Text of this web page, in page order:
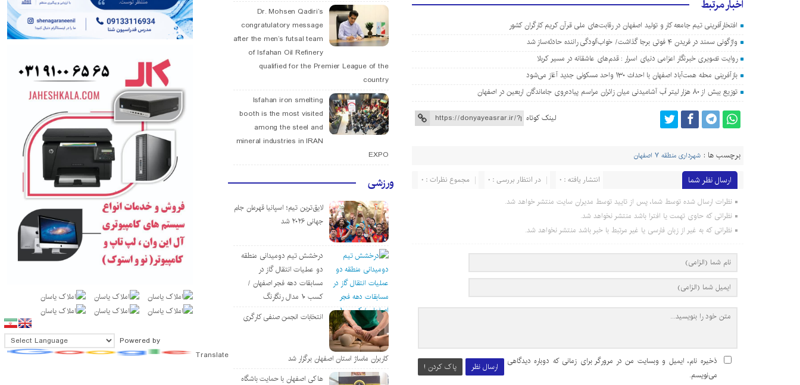
اخبار مرتبط
افتخارآفرینی تیم جامعه کار و تولید اصفهان در رقابت‌های ملی قرآن کریم کارگران کشور
واژگونی سمند در فریدن ۴ فوتی برجا گذاشت/ خواب‌آلودگی راننده حادثه‌ساز شد
روایت تصویری خبرنگار اعزامی دنیای اسرار : قدم‌های عاشقانه در مسیر کربلا
بازآفرینی محله همت‌آباد اصفهان با احداث ۱۳۰ واحد مسکونی جدید آغاز می‌شود
توزیع بیش از ۸۰ هزار لیتر آب آشامیدنی میان زائران مراسم پیاده‌روی جاماندگان اربعین در اصفهان
لینک کوتاه
برچسب ها : شهرداری منطقه ۷ اصفهان
ارسال نظر شما مجموع نظرات : 0 در انتظار بررسی : 0 انتشار یافته : 0
نظرات ارسال شده توسط شما، پس از تایید توسط مدیران سایت منتشر خواهد شد.
نظراتی که حاوی تهمت یا افترا باشد منتشر نخواهد شد.
نظراتی که به غیر از زبان فارسی یا غیر مرتبط با خبر باشد منتشر نخواهد شد.
ارسال نظر پاک کردن !
ذخیره نام، ایمیل و وبسایت من در مرورگر برای زمانی که دوباره دیدگاهی
می‌نویسم.
Dr. Mohsen Qadiri’s
congratulatory message
after the men’s futsal team
of Isfahan Oil Refinery
qualified for the Premier League of the
country
Isfahan iron smelting
booth is the most visited
among the steel and
mineral industries in IRAN
EXPO
ورزشی
لایق‌ترین تیم؛ اسپانیا قهرمان جام
جهانی ۲۰۲۶ شد
درخشش تیم دومیدانی منطقه
دو عملیات انتقال گاز در
مسابقات دهه فجر اصفهان /
کسب ۱۰ مدال رنگارنگ
انتخابات انجمن صنفی کارگری
کاربران ماساژ استان اصفهان برگزار شد
هاکی اصفهان با حمایت باشگاه
Powered by
Translate